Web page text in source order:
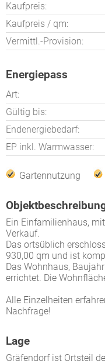
Kaufpreis:
Kaufpreis / qm:
Vermittl.-Provision:
Energiepass
Art:
Gültig bis:
Endenergiebedarf:
EP inkl. Warmwasser:
Gartennutzung
Ein Einfamilienhaus,
Verkauf.
Das ortsüblich
930,00 qm und ist
Das Wohnhaus,
errichtet. Die
Alle Einzelheiten
Nachfrage!
Lage
Gräfendorf ist Ortsteil